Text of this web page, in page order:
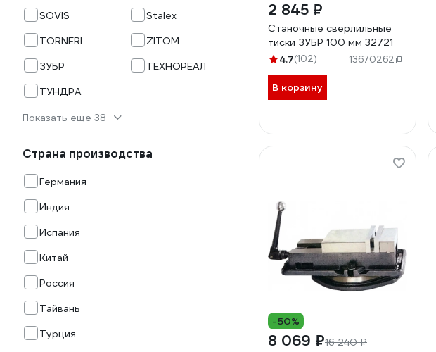
SOVIS
Stalex
TORNERI
ZITOM
ЗУБР
ТЕХНОРЕАЛ
ТУНДРА
Показать еще 38
Страна производства
Германия
Индия
Испания
Китай
Россия
Тайвань
Турция
2 845 ₽
Станочные сверлильные
тиски ЗУБР 100 мм 32721
4.7(102) 13670262
В корзину
-50%
8 069 ₽16 240 ₽